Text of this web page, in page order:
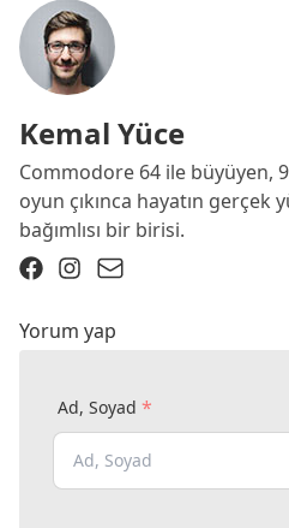
Kemal Yüce
Commodore 64 ile büyüyen,
oyun çıkınca hayatın
bağımlısı bir birisi.
Yorum yap
Ad, Soyad *